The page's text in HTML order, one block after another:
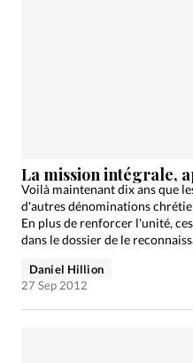
La mission intégrale,
Voilà maintenant dix ans que
d'autres dénominations
En plus de renforcer l'unité,
dans le dossier de le
Daniel Hillion
27 Sep 2012